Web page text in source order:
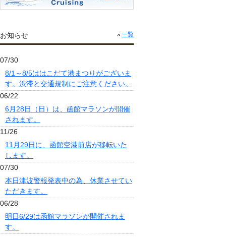
お知らせ 一覧
07/30
8/1～8/5ははこだて港まつりがございま
す。渋滞と交通規制にご注意ください。
06/22
6月28日（日）は、函館マラソンが開催
されます。
11/26
11月29日に、函館空港前店が移転いた
します。
07/30
本日津波警報発表中の為、休業させてい
ただきます。
06/28
明日6/29は函館マラソンが開催されま
す。